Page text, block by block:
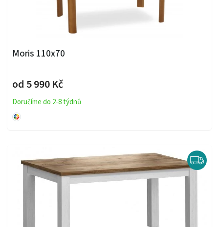
Moris 110x70
od 5 990 Kč
Doručíme do 2-8 týdnů